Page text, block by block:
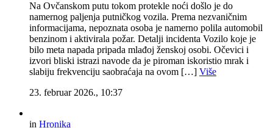
Na Ovčanskom putu tokom protekle noći došlo je do
namernog paljenja putničkog vozila. Prema nezvaničnim
informacijama, nepoznata osoba je namerno polila automobil
benzinom i aktivirala požar. Detalji incidenta Vozilo koje je
bilo meta napada pripada mlađoj ženskoj osobi. Očevici i
izvori bliski istrazi navode da je piroman iskoristio mrak i
slabiju frekvenciju saobraćaja na ovom […] Više
23. februar 2026., 10:37
in Hronika